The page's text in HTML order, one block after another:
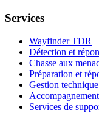
Services
Wayfinder TDR
Détection et
Chasse aux
Préparation et
Gestion
Services de